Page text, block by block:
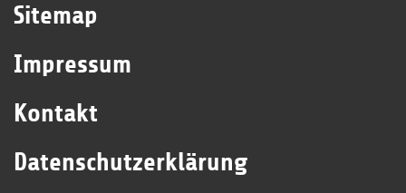
Sitemap
Impressum
Kontakt
Datenschutzerklärung